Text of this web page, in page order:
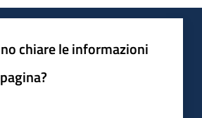
chiare le informazioni